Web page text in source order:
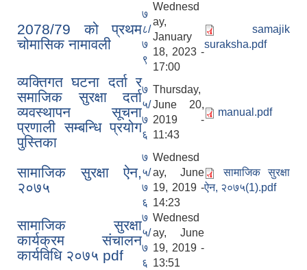
2078/79 को प्रथम
चोमासिक नामावली
७
८/
७
९
Wednesd
ay,
January
18, 2023 -
17:00
samajik
suraksha.pdf
व्यक्तिगत घटना दर्ता र
समाजिक सुरक्षा दर्ता
व्यवस्थापन सूचना
प्रणाली सम्बन्धि प्रयोग
पुस्तिका
७
५/
७
६
Thursday,
June 20,
2019 -
11:43
manual.pdf
सामाजिक सुरक्षा ऐन,
२०७५
७
५/
७
६
Wednesd
ay, June
19, 2019 -
14:23
सामाजिक सुरक्षा
ऐन, २०७५(1).pdf
सामाजिक सुरक्षा
कार्यक्रम संचालन
कार्यविधि २०७५ pdf
७
५/
७
६
Wednesd
ay, June
19, 2019 -
13:51